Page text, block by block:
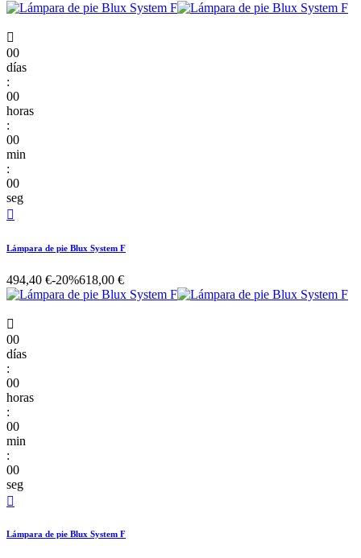

00
días
:
00
horas
:
00
min
:
00
seg

Lámpara de pie Blux System F
494,40 €-20%618,00 €

00
días
:
00
horas
:
00
min
:
00
seg

Lámpara de pie Blux System F